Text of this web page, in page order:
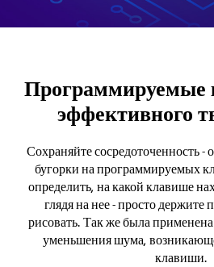
Программируемые
эффективного
Сохраняйте сосредоточенность -
бугорки на программируемых
определить, на какой клавише
глядя на нее - просто держите
рисовать. Так же была
уменьшения шума,
клавиши.